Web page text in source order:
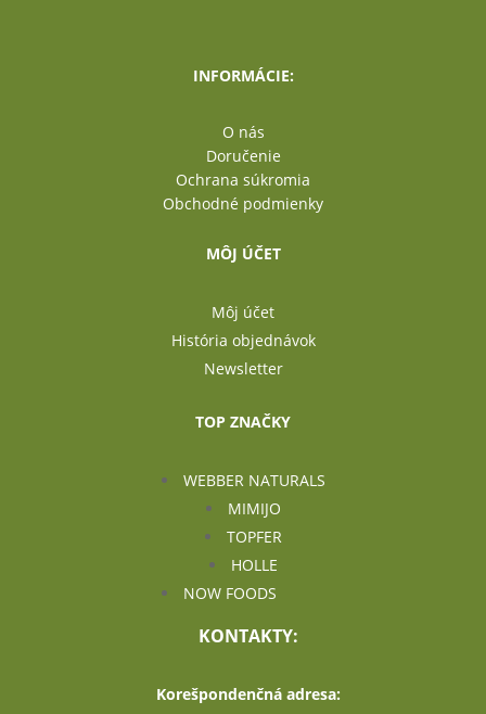
INFORMÁCIE:
O nás
Doručenie
Ochrana súkromia
Obchodné podmienky
MÔJ ÚČET
Môj účet
História objednávok
Newsletter
TOP ZNAČKY
WEBBER NATURALS
MIMIJO
TOPFER
HOLLE
NOW FOODS
KONTAKTY:
Korešpondenčná adresa: